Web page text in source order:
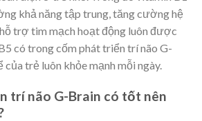
khả năng tập trung, tăng cường hệ
trợ tim mạch hoạt động luôn được
có trong cốm phát triển trí não G-
trẻ luôn khỏe mạnh mỗi ngày.
trí não G-Brain có tốt nên